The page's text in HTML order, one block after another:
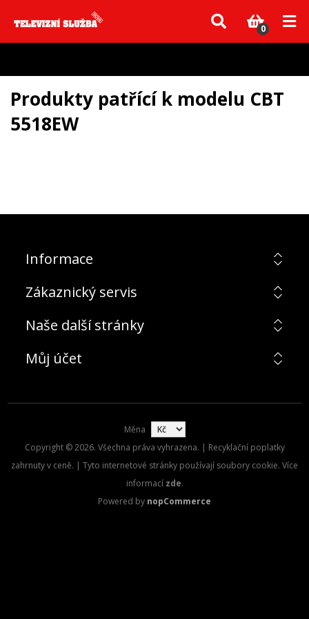
Vzhledem k aktuální situaci se může dodání dílů, které nejsou skladem,
zpozdit. Děkujeme za pochopení.
0
Produkty patřící k modelu CBT
5518EW
Informace
Zákaznický servis
Naše další stránky
Můj účet
Měna
Copyright © 2026. Všechna práva vyhrazena. | Recyklační poplatky
zahrnuty v ceně. | Tyto internetové stránky používají soubory cookie. Více
informací zde.
Powered by nopCommerce